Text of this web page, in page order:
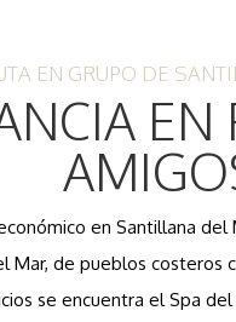
EN GRUPO DE
en Santillana
Mar, de pueblos
se encuentra el Spa del